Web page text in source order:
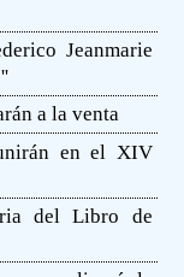
Jeanmarie
a la venta
en el XIV
del Libro de